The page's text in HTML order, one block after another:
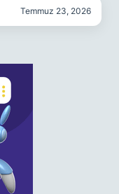
Temmuz 23, 2026